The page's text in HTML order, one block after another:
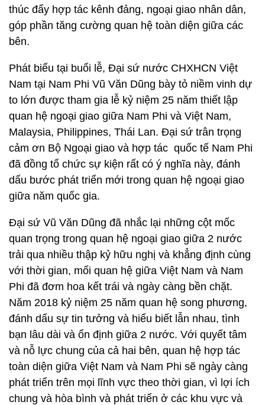
thúc đẩy hợp tác kênh đảng, ngoại giao nhân dân,
góp phần tăng cường quan hệ toàn diện giữa các
bên.
Phát biểu tại buổi lễ, Đại sứ nước CHXHCN Việt
Nam tại Nam Phi Vũ Văn Dũng bày tỏ niềm vinh dự
to lớn được tham gia lễ kỷ niệm 25 năm thiết lập
quan hệ ngoại giao giữa Nam Phi và Việt Nam,
Malaysia, Philippines, Thái Lan. Đại sứ trân trọng
cảm ơn Bộ Ngoại giao và hợp tác quốc tế Nam Phi
đã đồng tổ chức sự kiện rất có ý nghĩa này, đánh
dấu bước phát triển mới trong quan hệ ngoại giao
giữa năm quốc gia.
Đại sứ Vũ Văn Dũng đã nhắc lại những cột mốc
quan trọng trong quan hệ ngoại giao giữa 2 nước
trải qua nhiều thập kỷ hữu nghị và khẳng định cùng
với thời gian, mối quan hệ giữa Việt Nam và Nam
Phi đã đơm hoa kết trái và ngày càng bền chặt.
Năm 2018 kỷ niệm 25 năm quan hệ song phương,
đánh dấu sự tin tưởng và hiểu biết lẫn nhau, tình
bạn lâu dài và ổn định giữa 2 nước. Với quyết tâm
và nỗ lực chung của cả hai bên, quan hệ hợp tác
toàn diện giữa Việt Nam và Nam Phi sẽ ngày càng
phát triển trên mọi lĩnh vực theo thời gian, vì lợi ích
chung và hòa bình và phát triển ở các khu vực và